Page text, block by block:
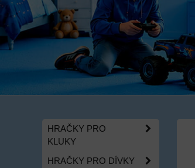
HRAČKY PRO
KLUKY
HRAČKY PRO DÍVKY